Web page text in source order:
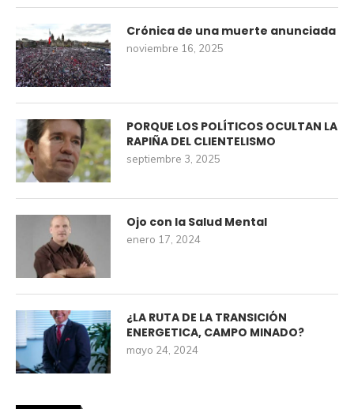
Crónica de una muerte anunciada
noviembre 16, 2025
PORQUE LOS POLÍTICOS OCULTAN LA
RAPIÑA DEL CLIENTELISMO
septiembre 3, 2025
Ojo con la Salud Mental
enero 17, 2024
¿LA RUTA DE LA TRANSICIÓN
ENERGETICA, CAMPO MINADO?
mayo 24, 2024